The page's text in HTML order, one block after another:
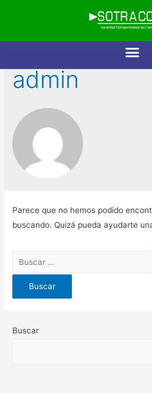
admin
Parece que no hemos podido
buscando. Quizá pueda ayudarte
Buscar